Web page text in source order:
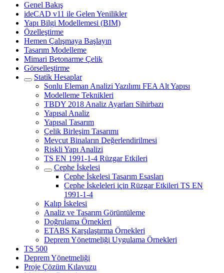
Genel Bakış
ideCAD v11 ile Gelen Yenilikler
Yapı Bilgi Modellemesi (BIM)
Özelleştirme
Hemen Çalışmaya Başlayın
Tasarım Modelleme
Mimari Betonarme Çelik
Görselleştirme
Statik Hesaplar
Sonlu Eleman Analizi Yazılımı FEA Alt Yapısı
Modelleme Teknikleri
TBDY 2018 Analiz Ayarları Sihirbazı
Yapısal Analiz
Yapısal Tasarım
Çelik Birleşim Tasarımı
Mevcut Binaların Değerlendirilmesi
Riskli Yapı Analizi
TS EN 1991-1-4 Rüzgar Etkileri
Cephe İskelesi
Cephe İskelesi Tasarım Esasları
Cephe İskeleleri için Rüzgar Etkileri TS EN
1991-1-4
Kalıp İskelesi
Analiz ve Tasarım Görüntüleme
Doğrulama Örnekleri
ETABS Karşılaştırma Örnekleri
Deprem Yönetmeliği Uygulama Örnekleri
TS 500
Deprem Yönetmeliği
Proje Çözüm Kılavuzu